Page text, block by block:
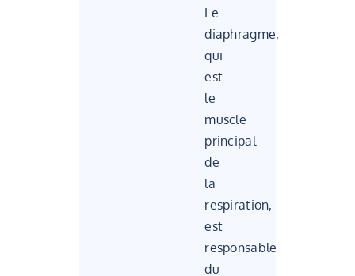
Le
diaphragme,
qui
est
le
muscle
principal
de
la
respiration,
est
responsable
du